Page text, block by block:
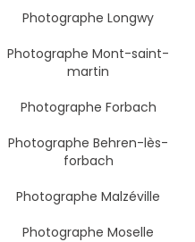
Photographe Longwy
Photographe Mont-saint-
martin
Photographe Forbach
Photographe Behren-lès-
forbach
Photographe Malzéville
Photographe Moselle